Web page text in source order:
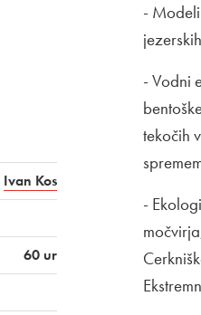
Ivan Kos
60 ur
-
- Vodni
tekočih
-